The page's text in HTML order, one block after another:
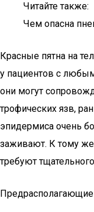
Читайте также:
Чем опасна
Красные пятна на
у пациентов с
они могут
трофических язв,
эпидермиса очень
заживают. К тому
требуют